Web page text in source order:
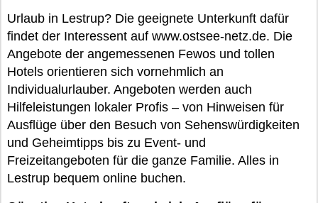
Urlaub in Lestrup? Die geeignete Unterkunft dafür
findet der Interessent auf www.ostsee-netz.de. Die
Angebote der angemessenen Fewos und tollen
Hotels orientieren sich vornehmlich an
Individualurlauber. Angeboten werden auch
Hilfeleistungen lokaler Profis – von Hinweisen für
Ausflüge über den Besuch von Sehenswürdigkeiten
und Geheimtipps bis zu Event- und
Freizeitangeboten für die ganze Familie. Alles in
Lestrup bequem online buchen.